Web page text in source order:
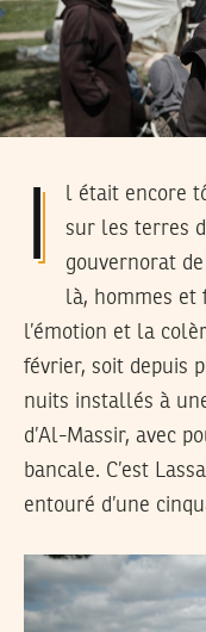
Il était encore tôt lorsque nous sommes arrivés
sur les terres
gouvernorat
là, hommes et
l’émotion et la
février, soit depuis
nuits installés à
d’Al-Massir, avec
bancale. C’est
entouré d’une